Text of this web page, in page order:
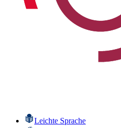
Leichte Sprache